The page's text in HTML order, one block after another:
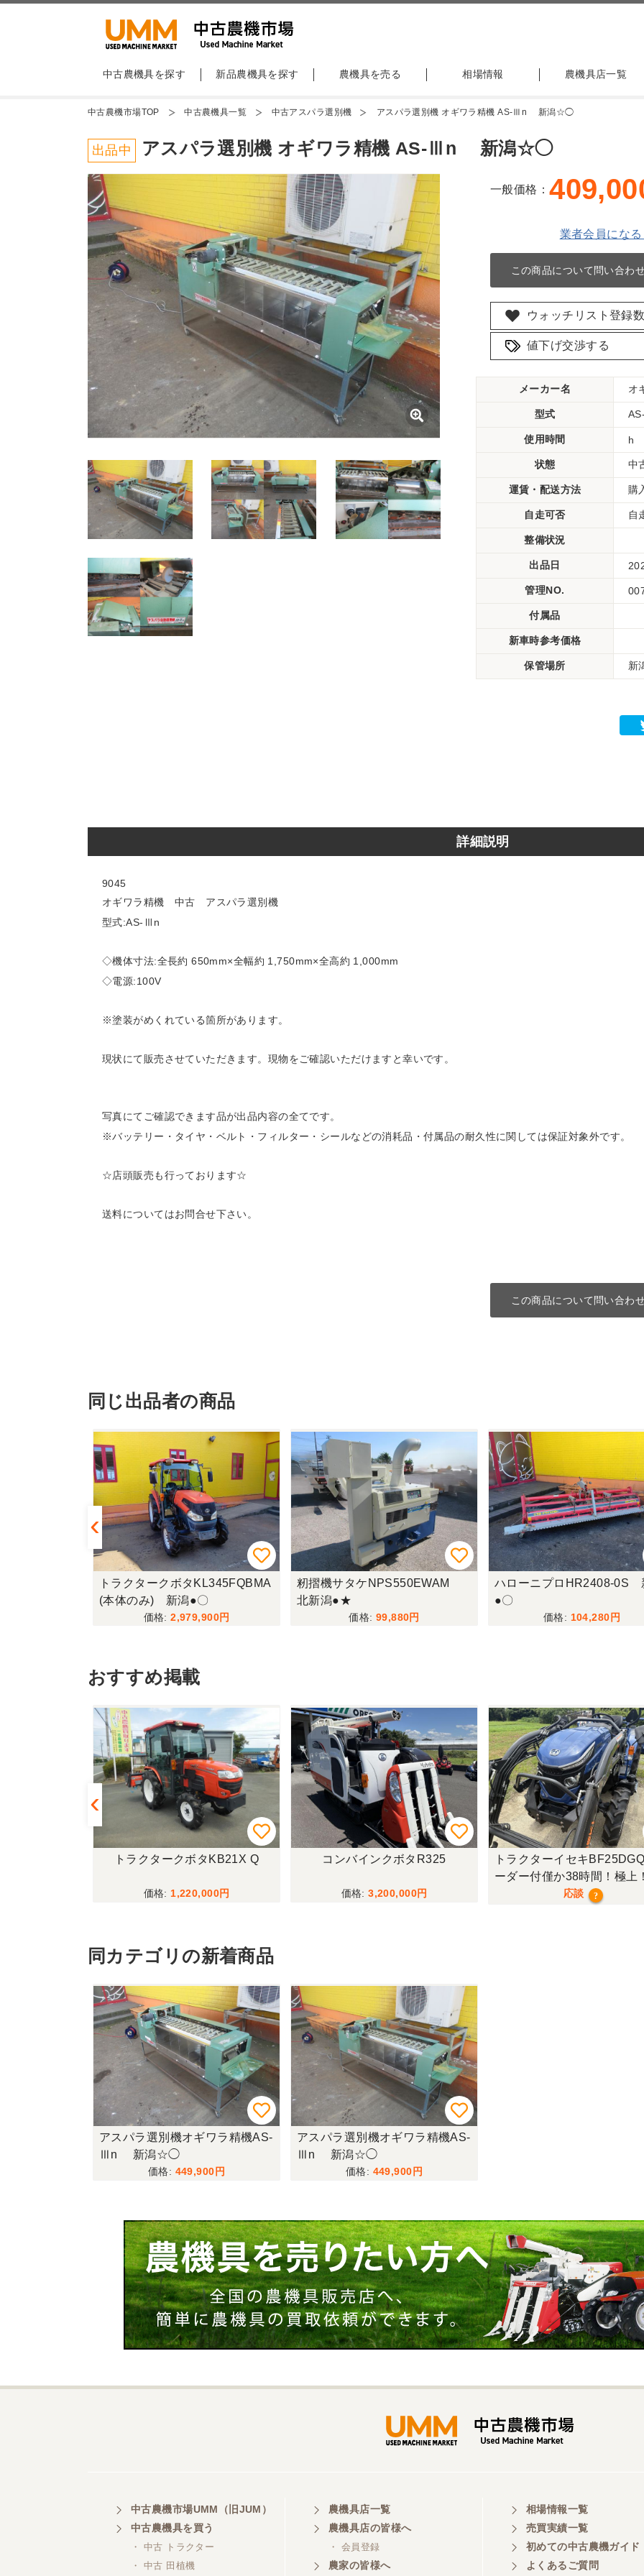
中古農機具を探す 新品農機具を探す 農機具を売る 相場情報 農機具店一覧
中古農機市場TOP 中古農機具一覧 中古アスパラ選別機 アスパラ選別機 オギワラ精機 AS-Ⅲn 新潟☆◯
出品中 アスパラ選別機 オギワラ精機 AS-Ⅲn 新潟☆◯
一般価格：
業者会員にな
この商品について問い合わ
ウォッチリスト登録数
値下げ交渉する
メーカー名 オ
型式
使用時間 h
状態 中
運賃・配送方法 購
自走可否 自
整備状況
出品日
管理NO.
付属品
新車時参考価格
保管場所 新
詳細説明
9045
オギワラ精機 中古 アスパラ選別機
型式:AS-Ⅲn
◇機体寸法:全長約 650mm×全幅約 1,750mm×全高約 1,000mm
◇電源:100V
※塗装がめくれている箇所があります。
現状にて販売させていただきます。現物をご確認いただけますと幸いです。
写真にてご確認できます品が出品内容の全てです。
※バッテリー・タイヤ・ベルト・フィルター・シールなどの消耗品・付属品の耐久性に関しては保証対象外です。
☆店頭販売も行っております☆
送料についてはお問合せ下さい。
この商品について問い合わ
同じ出品者の商品
トラクタークボタKL345FQBMA
(本体のみ) 新潟●〇
2,979,900
籾摺機サタケNPS550EWAM
北新潟●★
99,880
ハローニプロHR2408-0S
●〇
104,280
おすすめ掲載
トラクタークボタKB21X Q
1,220,000
コンバインクボタR325
3,200,000
トラクターイセキ
ーダー付僅か38時間！極上
応談 ?
同カテゴリの新着商品
アスパラ選別機オギワラ精機AS-
Ⅲn 新潟☆◯
449,900
アスパラ選別機オギワラ精機AS-
Ⅲn 新潟☆◯
449,900
中古農機市場UMM（旧JUM）
中古農機具を買う
・ 中古 トラクター
・ 中古 田植機
農機具店一覧
農機具店の皆様へ
・ 会員登録
農家の皆様へ
相場情報一覧
売買実績一覧
初めての中古農機ガイド
よくあるご質問